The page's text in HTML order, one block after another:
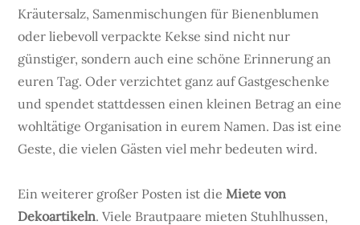
Kräutersalz, Samenmischungen für Bienenblumen
oder liebevoll verpackte Kekse sind nicht nur
günstiger, sondern auch eine schöne Erinnerung an
euren Tag. Oder verzichtet ganz auf Gastgeschenke
und spendet stattdessen einen kleinen Betrag an eine
wohltätige Organisation in eurem Namen. Das ist eine
Geste, die vielen Gästen viel mehr bedeuten wird.
Ein weiterer großer Posten ist die Miete von
Dekoartikeln. Viele Brautpaare mieten Stuhlhussen,